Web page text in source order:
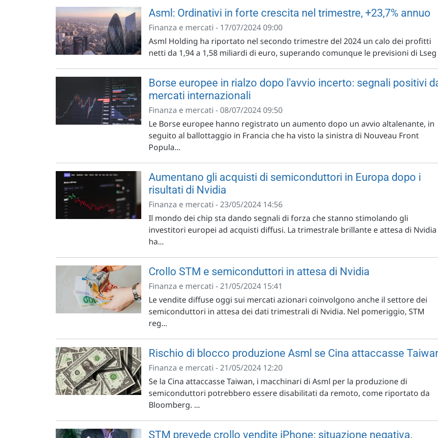
Asml: Ordinativi in forte crescita nel trimestre, +23,7% annuo
Finanza e mercati - 17/07/2024 09:00
Asml Holding ha riportato nel secondo trimestre del 2024 un calo dei profitti
netti da 1,94 a 1,58 miliardi di euro, superando comunque le previsioni di Lseg
Borse europee in rialzo dopo l'avvio incerto: segnali positivi
mercati internazionali
Finanza e mercati - 08/07/2024 09:50
Le Borse europee hanno registrato un aumento dopo un avvio altalenante, in
seguito al ballottaggio in Francia che ha visto la sinistra di Nouveau Front
Popula...
Aumentano gli acquisti di semiconduttori in Europa dopo i
risultati di Nvidia
Finanza e mercati - 23/05/2024 14:56
Il mondo dei chip sta dando segnali di forza che stanno stimolando gli
investitori europei ad acquisti diffusi. La trimestrale brillante e attesa di Nvidia
ha...
Crollo STM e semiconduttori in attesa di Nvidia
Finanza e mercati - 21/05/2024 15:41
Le vendite diffuse oggi sui mercati azionari coinvolgono anche il settore dei
semiconduttori in attesa dei dati trimestrali di Nvidia. Nel pomeriggio, STM
reg...
Rischio di blocco produzione Asml se Cina attaccasse
Finanza e mercati - 21/05/2024 12:20
Se la Cina attaccasse Taiwan, i macchinari di Asml per la produzione di
semiconduttori potrebbero essere disabilitati da remoto, come riportato da
Bloomberg. ...
STM prevede crollo vendite iPhone: situazione negativa.